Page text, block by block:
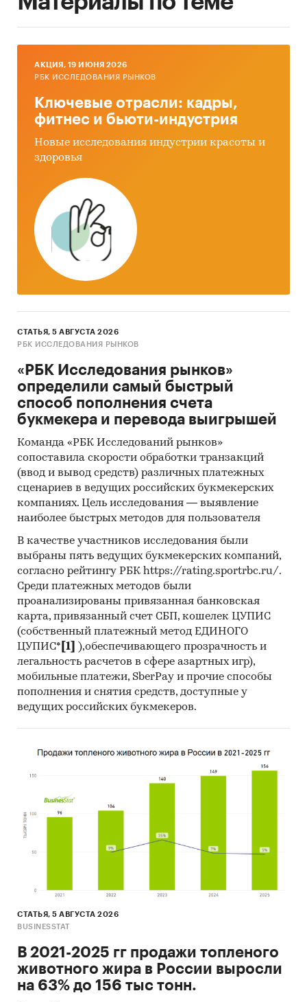
AКЦИЯ, 19 ИЮНЯ 2026
РБК ИССЛЕДОВАНИЯ РЫНКОВ
Ключевые отрасли: кадры,
фитнес и бьюти-индустрия
Новые исследования индустрии красоты и
здоровья
СТАТЬЯ, 5 АВГУСТА 2026
РБК ИССЛЕДОВАНИЯ РЫНКОВ
«РБК Исследования рынков»
определили самый быстрый
способ пополнения счета
букмекера и перевода выигрышей
Команда «РБК Исследований рынков»
сопоставила скорости обработки транзакций
(ввод и вывод средств) различных платежных
сценариев в ведущих российских букмекерских
компаниях. Цель исследования — выявление
наиболее быстрых методов для пользователя
В качестве участников исследования были
выбраны пять ведущих букмекерских компаний,
согласно рейтингу РБК https://rating.sportrbc.ru/.
Среди платежных методов были
проанализированы привязанная банковская
карта, привязанный счет СБП, кошелек ЦУПИС
(собственный платежный метод ЕДИНОГО
ЦУПИС* [1]
),обеспечивающего прозрачность и
легальность расчетов в сфере азартных игр),
мобильные платежи, SberPay и прочие способы
пополнения и снятия средств, доступные у
ведущих российских букмекеров.
СТАТЬЯ, 5 АВГУСТА 2026
BUSINESSTAT
В 2021-2025 гг продажи топленого
животного жира в России выросли
на 63% до 156 тыс тонн.